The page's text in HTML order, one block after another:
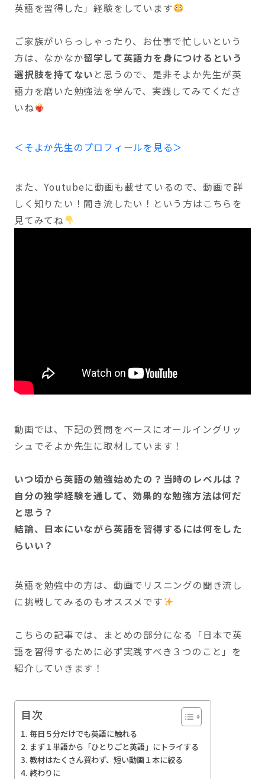
英語を習得した」経験をしています
ご家族がいらっしゃったり、お仕事で忙しいという
方は、なかなか留学して英語力を身につけるという
選択肢を持てない と思うので、是非そよか先生が英
語力を磨いた勉強法を学んで、実践してみてくださ
いね
＜そよか先生のプロフィールを見る＞
また、Youtubeに動画も載せているので、動画で詳
しく知りたい！聞き流したい！という方はこちらを
見てみてね
動画では、下記の質問をベースにオールイングリッ
シュでそよか先生に取材しています！
いつ頃から英語の勉強始めたの？当時のレベルは？
自分の独学経験を通して、効果的な勉強方法は何だ
と思う？
結論、日本にいながら英語を習得するには何をした
らいい？
英語を勉強中の方は、動画でリスニングの聞き流し
に挑戦してみるのもオススメです
こちらの記事では、まとめの部分になる「日本で英
語を習得するために必ず実践すべき３つのこと」を
紹介していきます！
目次
毎日５分だけでも英語に触れる
まず１単語から「ひとりごと英語」にトライする
教材はたくさん買わず、短い動画１本に絞る
終わりに